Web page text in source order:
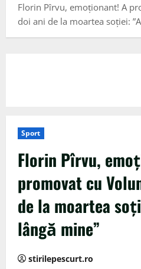
Florin Pîrvu, emoționant! A
doi ani de la moartea soției:
Sport
Florin Pîrvu,
promovat cu
de la moartea
lângă mine”
stirilepescurt.ro